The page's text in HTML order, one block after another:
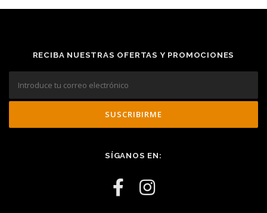
RECIBA NUESTRAS OFERTAS Y PROMOCIONES
SÍGANOS EN: